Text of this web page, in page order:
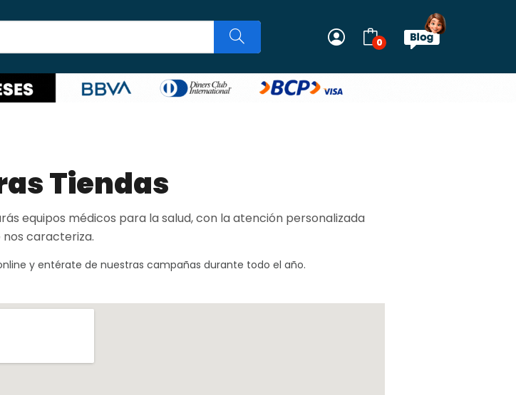
0
Tiendas
equipos médicos para la salud, con la atención personalizada
nos caracteriza.
y entérate de nuestras campañas durante todo el año.